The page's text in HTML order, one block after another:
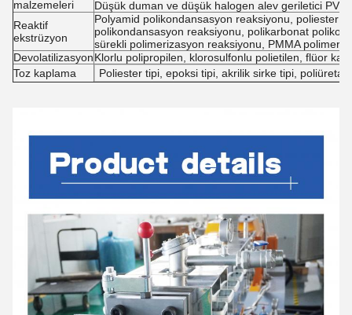
malzemeleri
Düşük duman ve düşük halogen alev geriletici PVC
Reaktif
ekstrüzyon
Polyamid polikondansasyon reaksiyonu, poliester
polikondansasyon reaksiyonu, polikarbonat
sürekli polimerizasyon reaksiyonu, PMMA
DevolatilizasyonKlorlu polipropilen, klorosulfonlu polietilen, flüor
Toz kaplama
Poliester tipi, epoksi tipi, akrilik sirke tipi,